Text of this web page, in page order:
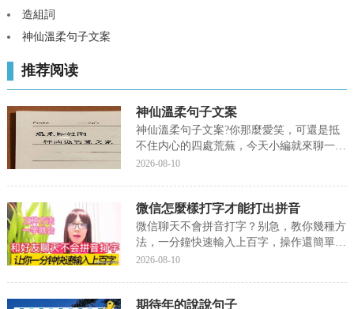
造組詞
神仙溫柔句子文案
推荐阅读
神仙溫柔句子文案
神仙溫柔句子文案?你那麼愛笑，可還是抵
不住内心的四處荒蕪，今天小編就來聊一聊
關于神仙溫柔句子文案?接下來我們就一起
滄，江水泱泱，先生之風，山高水長。不要
害怕改變，可...
2026-08-10
微信怎麼樣打字才能打出拼音
微信聊天不會拼音打字？别急，教你幾種方
法，一分鐘快速輸入上百字，操作還簡單，
一學就會，趕快和我一起去看看。打開微
說“小藝小藝幫我發消息”，“幾點鐘回家”，
2026-08-10
期待年的說說句子